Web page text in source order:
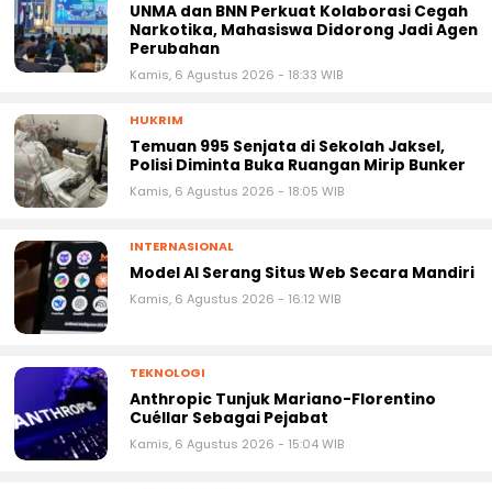
UNMA dan BNN Perkuat Kolaborasi Cegah
Narkotika, Mahasiswa Didorong Jadi Agen
Perubahan
Kamis, 6 Agustus 2026 - 18:33 WIB
HUKRIM
Temuan 995 Senjata di Sekolah Jaksel,
Polisi Diminta Buka Ruangan Mirip Bunker
Kamis, 6 Agustus 2026 - 18:05 WIB
INTERNASIONAL
Model AI Serang Situs Web Secara Mandiri
Kamis, 6 Agustus 2026 - 16:12 WIB
TEKNOLOGI
Anthropic Tunjuk Mariano-Florentino
Cuéllar Sebagai Pejabat
Kamis, 6 Agustus 2026 - 15:04 WIB